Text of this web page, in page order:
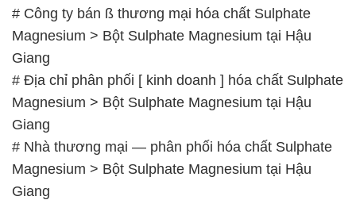
# Công ty bán ß thương mại hóa chất Sulphate
Magnesium > Bột Sulphate Magnesium tại Hậu
Giang
# Địa chỉ phân phối [ kinh doanh ] hóa chất Sulphate
Magnesium > Bột Sulphate Magnesium tại Hậu
Giang
# Nhà thương mại — phân phối hóa chất Sulphate
Magnesium > Bột Sulphate Magnesium tại Hậu
Giang